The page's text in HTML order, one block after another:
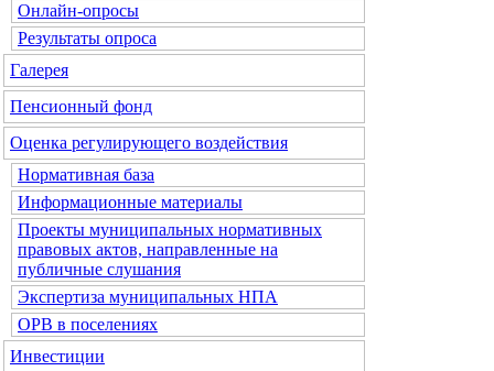
Онлайн-опросы
Результаты опроса
Галерея
Пенсионный фонд
Оценка регулирующего воздействия
Нормативная база
Информационные материалы
Проекты муниципальных нормативных
правовых актов, направленные на
публичные слушания
Экспертиза муниципальных НПА
ОРВ в поселениях
Инвестиции